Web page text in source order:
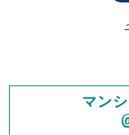
マン